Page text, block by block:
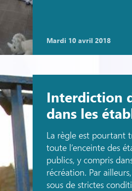
mardi 10 avril 2018
Interdiction
dans les
La règle est pourtant
toute l’enceinte des
publics, y compris
récréation. Par
sous de strictes